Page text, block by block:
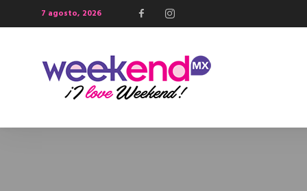
7 agosto, 2026